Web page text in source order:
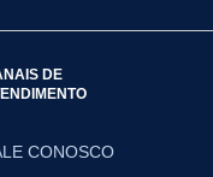
DE
CONOSCO